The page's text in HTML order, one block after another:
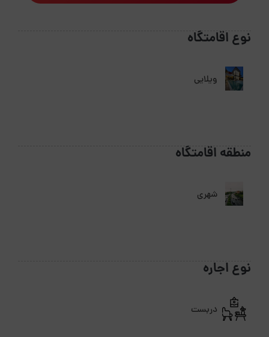
نوع اقامتگاه
ویلایی
منطقه اقامتگاه
شهری
نوع اجاره
دربست